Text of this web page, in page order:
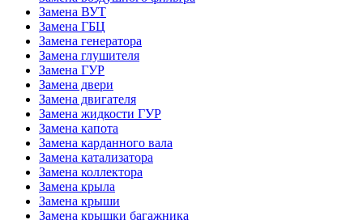
Замена ВУТ
Замена ГБЦ
Замена генератора
Замена глушителя
Замена ГУР
Замена двери
Замена двигателя
Замена жидкости ГУР
Замена капота
Замена карданного вала
Замена катализатора
Замена коллектора
Замена крыла
Замена крыши
Замена крышки багажника